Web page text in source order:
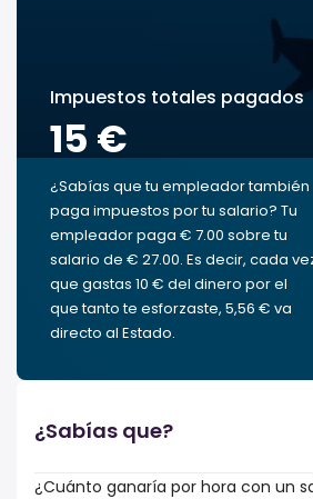
Impuestos totales pagados
15 €
¿Sabías que tu empleador también
paga impuestos por tu salario? Tu
empleador paga € 7.00 sobre tu
salario de € 27.00. Es decir, cada
que gastas 10 € del dinero por el
que tanto te esforzaste, 5,56 € va
directo al Estado.
¿Sabías que?
¿Cuánto ganaría por hora con un